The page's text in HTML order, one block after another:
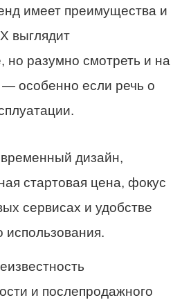
имеет преимущества и
выглядит
разумно смотреть и на
особенно если речь о
дизайн,
стартовая цена, фокус
сервисах и удобстве
использования.
и послепродажного